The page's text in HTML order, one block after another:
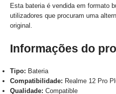
Esta bateria é vendida em formato
utilizadores que procuram uma
original.
Informações do
Tipo: Bateria
Compatibilidade: Realme 12 Pro
Qualidade: Compatible